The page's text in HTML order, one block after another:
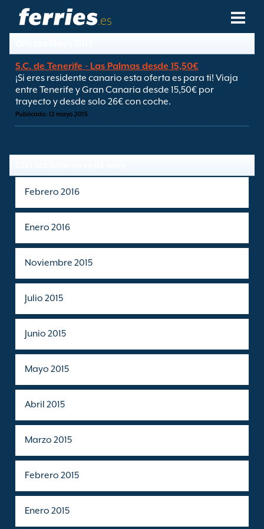
.es
Destinos De Ferries
Rutas De Ferry
S.C. de Tenerife - Las Palmas desde 15,50€
¡Si eres residente canario esta oferta es para ti! Viaja
entre Tenerife y Gran Canaria desde 15,50€ por
trayecto y desde solo 26€ con coche.
Publicado: 12 mayo 2015
Febrero 2016
Enero 2016
Noviembre 2015
Julio 2015
Junio 2015
Mayo 2015
Abril 2015
Marzo 2015
Febrero 2015
Enero 2015